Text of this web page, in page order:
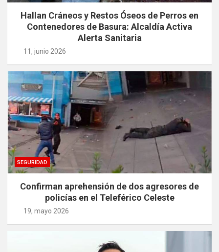
Hallan Cráneos y Restos Óseos de Perros en
Contenedores de Basura: Alcaldía Activa
Alerta Sanitaria
11, junio 2026
SEGURIDAD
Confirman aprehensión de dos agresores de
policías en el Teleférico Celeste
19, mayo 2026